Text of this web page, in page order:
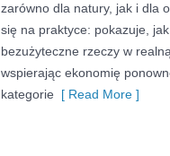
zarówno dla natury, jak i dla
się na praktyce: pokazuje,
bezużyteczne rzeczy w
wspierając ekonomię
kategorie [ Read More ]